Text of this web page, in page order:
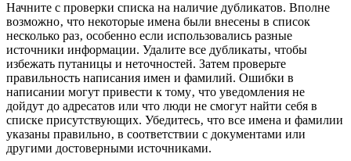
Начните с проверки списка на наличие дубликатов. Вполне
возможно‚ что некоторые имена были внесены в список
несколько раз‚ особенно если использовались разные
источники информации. Удалите все дубликаты‚ чтобы
избежать путаницы и неточностей. Затем проверьте
правильность написания имен и фамилий. Ошибки в
написании могут привести к тому‚ что уведомления не
дойдут до адресатов или что люди не смогут найти себя в
списке присутствующих. Убедитесь‚ что все имена и фамилии
указаны правильно‚ в соответствии с документами или
другими достоверными источниками.